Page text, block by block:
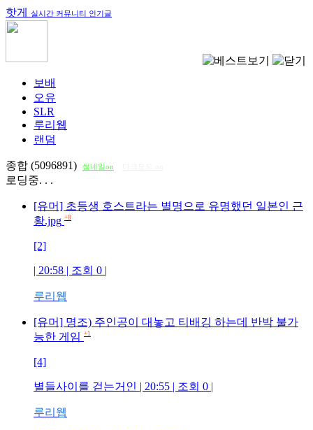
핫게 실시간 커뮤니티 인기글
보배
오유
SLR
루리웹
랜덤
종합 (5096891) 썸네일on
로딩중. . .
[유머] 초등생 호스트라는 별명으로 유명했던 일본인 근
황.jpg +8
[2]
| 20:58 | 조회 0 |
루리웹
[유머] 명조) 주인공이 대놓고 티배깅 하는데 반박 불가
능한 게임 +1
[4]
별들사이를 걷는거인 | 20:55 | 조회 0 |
루리웹